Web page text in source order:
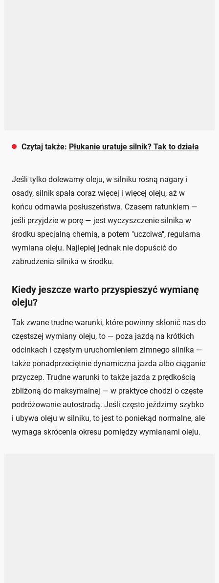
Czytaj także: Płukanie uratuje silnik? Tak to działa
Jeśli tylko dolewamy oleju, w silniku rosną nagary i
osady, silnik spała coraz więcej i więcej oleju, aż w
końcu odmawia posłuszeństwa. Czasem ratunkiem —
jeśli przyjdzie w porę — jest wyczyszczenie silnika w
środku specjalną chemią, a potem "uczciwa", regularna
wymiana oleju. Najlepiej jednak nie dopuścić do
zabrudzenia silnika w środku.
Kiedy jeszcze warto przyspieszyć wymianę
oleju?
Tak zwane trudne warunki, które powinny skłonić nas do
częstszej wymiany oleju, to — poza jazdą na krótkich
odcinkach i częstym uruchomieniem zimnego silnika —
także ponadprzeciętnie dynamiczna jazda albo ciąganie
przyczep. Trudne warunki to także jazda z prędkością
zbliżoną do maksymalnej — w praktyce chodzi o częste
podróżowanie autostradą. Jeśli często jeździmy szybko
i ubywa oleju w silniku, to jest to poniekąd normalne, ale
wymaga skrócenia okresu pomiędzy wymianami oleju.